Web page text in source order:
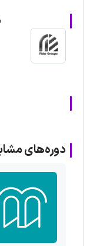
دوره‌های